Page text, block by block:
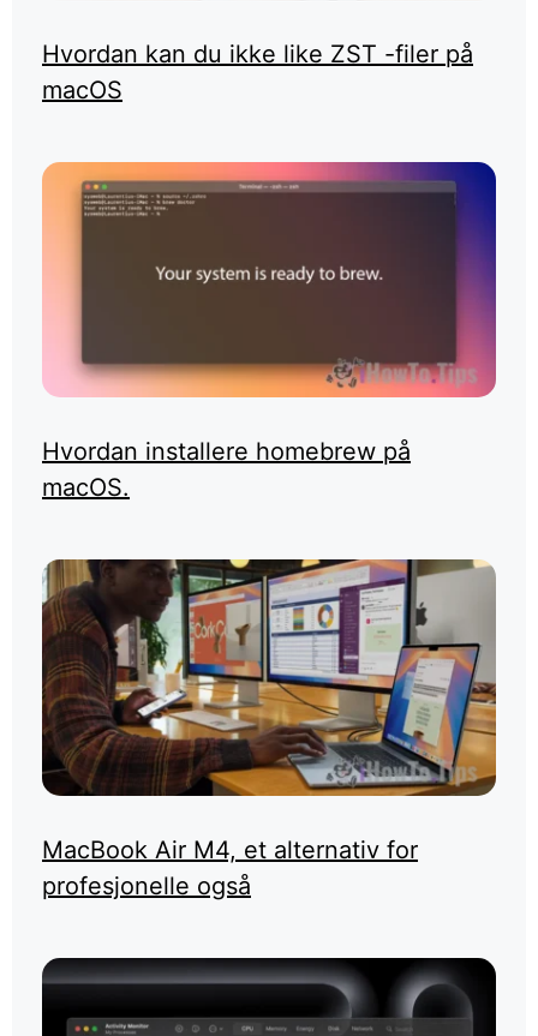
Hvordan kan du ikke like ZST -filer på
macOS
Hvordan installere homebrew på
macOS.
MacBook Air M4, et alternativ for
profesjonelle også